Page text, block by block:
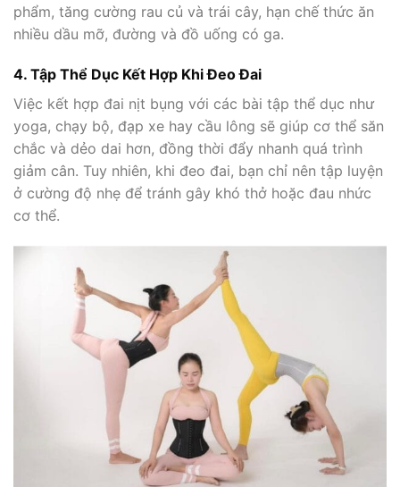
phẩm, tăng cường rau củ và trái cây, hạn chế thức ăn
nhiều dầu mỡ, đường và đồ uống có ga.
4. Tập Thể Dục Kết Hợp Khi Đeo Đai
Việc kết hợp đai nịt bụng với các bài tập thể dục như
yoga, chạy bộ, đạp xe hay cầu lông sẽ giúp cơ thể săn
chắc và dẻo dai hơn, đồng thời đẩy nhanh quá trình
giảm cân. Tuy nhiên, khi đeo đai, bạn chỉ nên tập luyện
ở cường độ nhẹ để tránh gây khó thở hoặc đau nhức
cơ thể.